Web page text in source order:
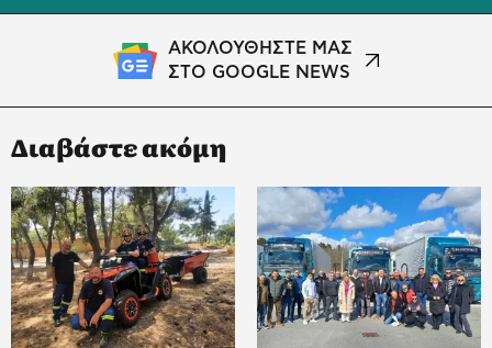
ΑΚΟΛΟΥΘΗΣΤΕ ΜΑΣ
ΣΤΟ GOOGLE NEWS
Διαβάστε ακόμη